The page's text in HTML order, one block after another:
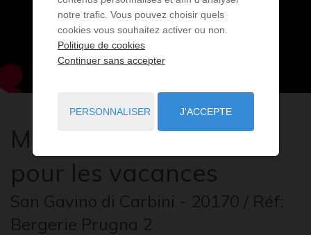
Maison 2 pièces à louer
pour les vacances
San Gavino di Carbini - 20170 / Réf:
Bergerie Prugna 2
notre trafic. Vous pouvez choisir quels
cookies vous souhaitez activer ou non.
Politique de cookies
Continuer sans accepter
PERSONNALISER J'ACCEPTE